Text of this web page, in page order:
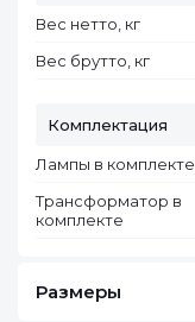
Вес нетто, кг
Вес брутто, кг
Комплектация
Лампы в комплекте
Трансформатор в
комплекте
Размеры